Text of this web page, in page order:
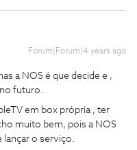
Forum|Forum|4 years ago
a NOS é que decide e ,
futuro.
em box própria , ter
muito bem, pois a NOS
lançar o serviço.